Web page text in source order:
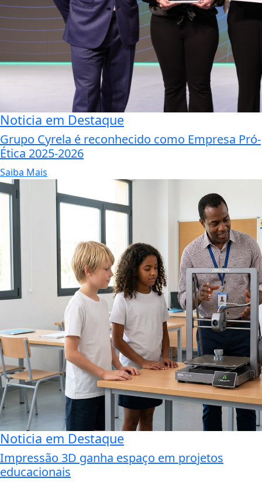
Noticia em Destaque
Grupo Cyrela é reconhecido como Empresa Pró-
Ética 2025-2026
Saiba Mais
Noticia em Destaque
Impressão 3D ganha espaço em projetos
educacionais